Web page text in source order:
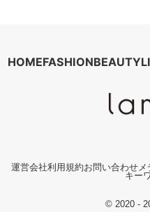
HOMEFASHIONBEAUTY
運営会社利用規約お問い合わせメ
キー
© 2020 -